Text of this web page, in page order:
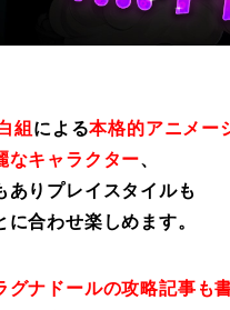
組 による本格的アニメー
なキャラクター、
ありプレイスタイルも
に合わせ楽しめます。
グナドールの攻略記事も